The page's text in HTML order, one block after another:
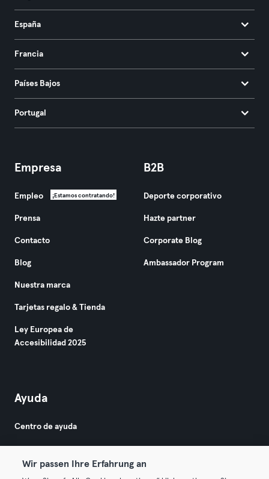
España
Francia
Países Bajos
Portugal
Empresa
Empleo ¡Estamos contratando!
Prensa
Contacto
Blog
Nuestra marca
Tarjetas regalo & Tienda
Ley Europea de
Accesibilidad 2025
B2B
Deporte corporativo
Hazte partner
Corporate Blog
Ambassador Program
Ayuda
Centro de ayuda
Wir passen Ihre Erfahrung an